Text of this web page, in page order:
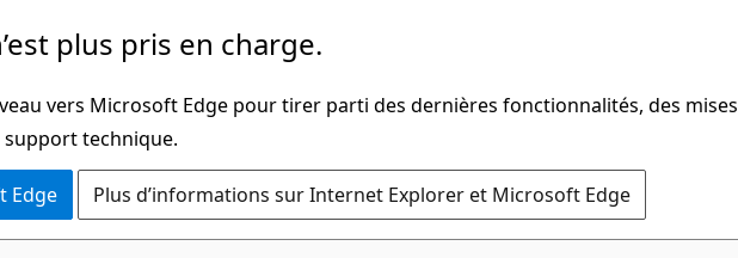
plus pris en charge.
vers Microsoft Edge pour tirer parti des dernières fonctionnalités, des mises
technique.
Edge Plus d’informations sur Internet Explorer et Microsoft Edge